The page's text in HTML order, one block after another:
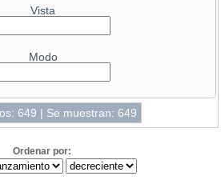
Vista
Modo
649 | Se muestran: 649
Ordenar por:
4080
Ti 34.5
34.3
33.1